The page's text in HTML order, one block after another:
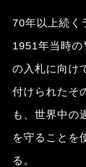
70年以上続く
1951年当時の
の入札に向け
付けられたそ
も、世界中の
を守ることを
る。